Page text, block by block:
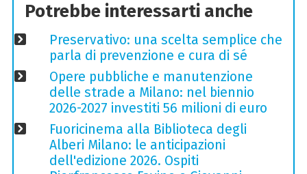
Potrebbe interessarti anche
Preservativo: una scelta semplice che
parla di prevenzione e cura di sé
Opere pubbliche e manutenzione
delle strade a Milano: nel biennio
2026-2027 investiti 56 milioni di euro
Fuoricinema alla Biblioteca degli
Alberi Milano: le anticipazioni
dell'edizione 2026. Ospiti